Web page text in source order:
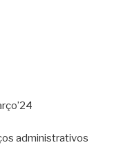
administrativos